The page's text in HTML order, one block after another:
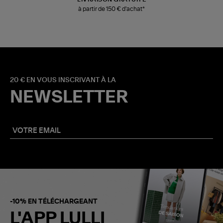
à partir de 150 € d'achat*
20 € EN VOUS INSCRIVANT À LA
NEWSLETTER
-10% EN TÉLÉCHARGEANT
L'APP LULLI